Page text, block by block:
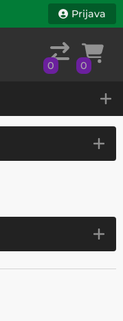
Prijava
0 0